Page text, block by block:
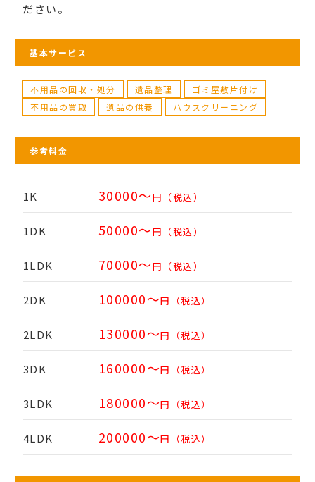
ださい。
基本サービス
不用品の回収・処分 遺品整理
ゴミ屋敷片付け
不用品の買取
遺品の供養 ハウスクリーニング
参考料金
1K 30000～円（税込）
1DK 50000～円（税込）
1LDK 70000～円（税込）
2DK 100000～円（税込）
2LDK 130000～円（税込）
3DK 160000～円（税込）
3LDK 180000～円（税込）
4LDK 200000～円（税込）